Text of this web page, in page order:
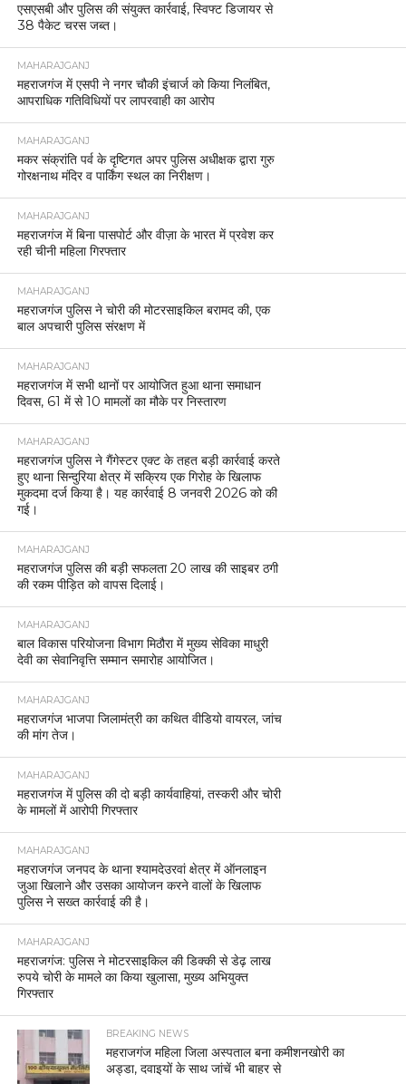
एसएसबी और पुलिस की संयुक्त कार्रवाई, स्विफ्ट डिजायर से
38 पैकेट चरस जब्त।
MAHARAJGANJ
महराजगंज में एसपी ने नगर चौकी इंचार्ज को किया निलंबित,
आपराधिक गतिविधियों पर लापरवाही का आरोप
MAHARAJGANJ
मकर संक्रांति पर्व के दृष्टिगत अपर पुलिस अधीक्षक द्वारा गुरु
गोरक्षनाथ मंदिर व पार्किंग स्थल का निरीक्षण।
MAHARAJGANJ
महराजगंज में बिना पासपोर्ट और वीज़ा के भारत में प्रवेश कर
रही चीनी महिला गिरफ्तार
MAHARAJGANJ
महराजगंज पुलिस ने चोरी की मोटरसाइकिल बरामद की, एक
बाल अपचारी पुलिस संरक्षण में
MAHARAJGANJ
महराजगंज में सभी थानों पर आयोजित हुआ थाना समाधान
दिवस, 61 में से 10 मामलों का मौके पर निस्तारण
MAHARAJGANJ
महराजगंज पुलिस ने गैंगेस्टर एक्ट के तहत बड़ी कार्रवाई करते
हुए थाना सिन्दुरिया क्षेत्र में सक्रिय एक गिरोह के खिलाफ
मुकदमा दर्ज किया है। यह कार्रवाई 8 जनवरी 2026 को की
गई।
MAHARAJGANJ
महराजगंज पुलिस की बड़ी सफलता 20 लाख की साइबर ठगी
की रकम पीड़ित को वापस दिलाई।
MAHARAJGANJ
बाल विकास परियोजना विभाग मिठौरा में मुख्य सेविका माधुरी
देवी का सेवानिवृत्ति सम्मान समारोह आयोजित।
MAHARAJGANJ
महराजगंज भाजपा जिलामंत्री का कथित वीडियो वायरल, जांच
की मांग तेज।
MAHARAJGANJ
महराजगंज में पुलिस की दो बड़ी कार्यवाहियां, तस्करी और चोरी
के मामलों में आरोपी गिरफ्तार
MAHARAJGANJ
महराजगंज जनपद के थाना श्यामदेउरवां क्षेत्र में ऑनलाइन
जुआ खिलाने और उसका आयोजन करने वालों के खिलाफ
पुलिस ने सख्त कार्रवाई की है।
MAHARAJGANJ
महराजगंज: पुलिस ने मोटरसाइकिल की डिक्की से डेढ़ लाख
रुपये चोरी के मामले का किया खुलासा, मुख्य अभियुक्त
गिरफ्तार
BREAKING NEWS
महराजगंज महिला जिला अस्पताल बना कमीशनखोरी का
अड्डा, दवाइयों के साथ जांचें भी बाहर से